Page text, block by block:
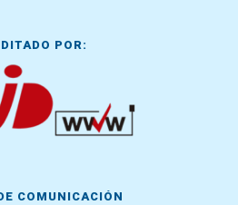
POR:
COMUNICACIÓN